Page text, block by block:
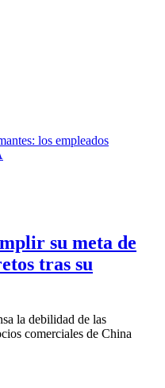
su meta de
tras su
la debilidad de las
comerciales de China